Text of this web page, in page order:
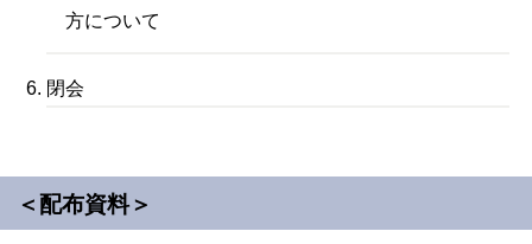
方について
閉会
＜配布資料＞